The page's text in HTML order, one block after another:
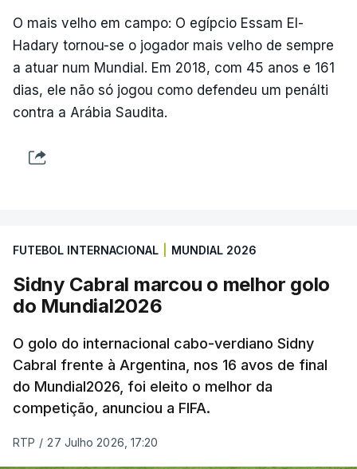
O mais velho em campo: O egípcio Essam El-
Hadary tornou-se o jogador mais velho de sempre
a atuar num Mundial. Em 2018, com 45 anos e 161
dias, ele não só jogou como defendeu um penálti
contra a Arábia Saudita.
FUTEBOL INTERNACIONAL MUNDIAL 2026
Sidny Cabral marcou o melhor golo
do Mundial2026
O golo do internacional cabo-verdiano Sidny
Cabral frente à Argentina, nos 16 avos de final
do Mundial2026, foi eleito o melhor da
competição, anunciou a FIFA.
RTP / 27 Julho 2026, 17:20